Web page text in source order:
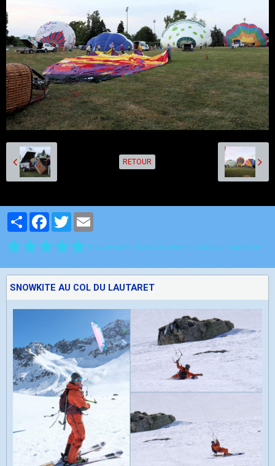
RETOUR
PartagerFacebook
Twitter
Aucune note. Soyez le premier à attribuer une note !
SNOWKITE AU COL DU LAUTARET